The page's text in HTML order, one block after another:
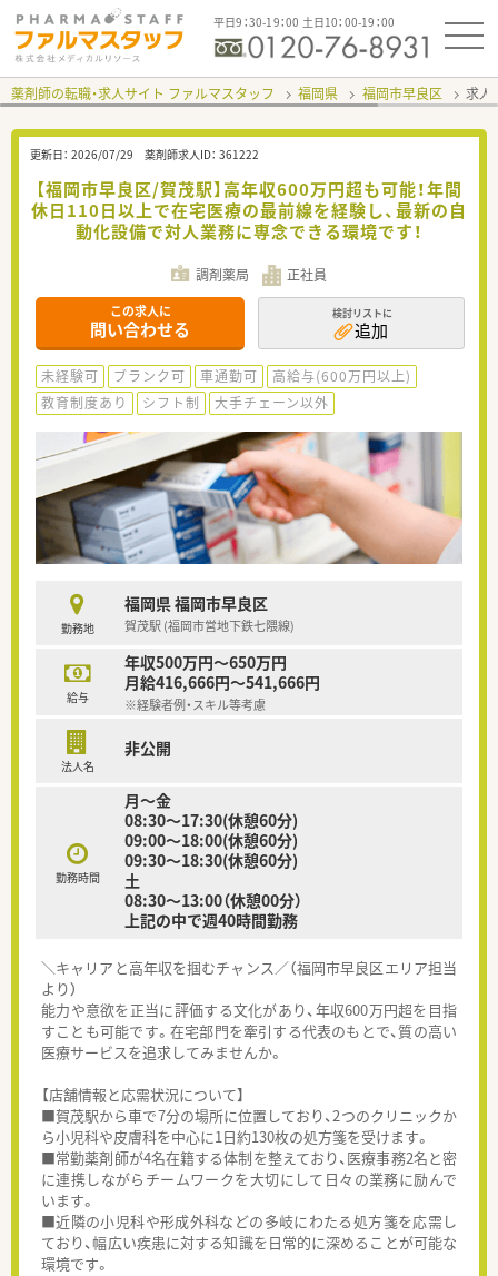
平日9：30-19：00 土日10：00-19：00
薬剤師の転職・求人サイト ファルマスタッフ 福岡県 福岡市早良区 求人
更新日： 2026/07/29 薬剤師求人ID： 361222
【福岡市早良区/賀茂駅】高年収600万円超も可能！年間
休日110日以上で在宅医療の最前線を経験し、最新の自
動化設備で対人業務に専念できる環境です！
調剤薬局 正社員
この求人に
問い合わせる
検討リストに
追加
未経験可 ブランク可 車通勤可
高給与(600万円以上)
教育制度あり
シフト制 大手チェーン以外
勤務地
福岡県 福岡市早良区
賀茂駅 (福岡市営地下鉄七隈線)
給与
年収500万円～650万円
月給416,666円～541,666円
※経験者例・スキル等考慮
法人名
非公開
勤務時間
月～金
08:30～17:30(休憩60分)
09:00～18:00(休憩60分)
09:30～18:30(休憩60分)
土
08:30～13:00（休憩00分）
上記の中で週40時間勤務
＼キャリアと高年収を掴むチャンス／（福岡市早良区エリア担当
より）
能力や意欲を正当に評価する文化があり、年収600万円超を目指
すことも可能です。在宅部門を牽引する代表のもとで、質の高い
医療サービスを追求してみませんか。
【店舗情報と応需状況について】
■賀茂駅から車で7分の場所に位置しており、2つのクリニックか
ら小児科や皮膚科を中心に1日約130枚の処方箋を受けます。
■常勤薬剤師が4名在籍する体制を整えており、医療事務2名と密
に連携しながらチームワークを大切にして日々の業務に励んで
います。
■近隣の小児科や形成外科などの多岐にわたる処方箋を応需し
ており、幅広い疾患に対する知識を日常的に深めることが可能な
環境です。